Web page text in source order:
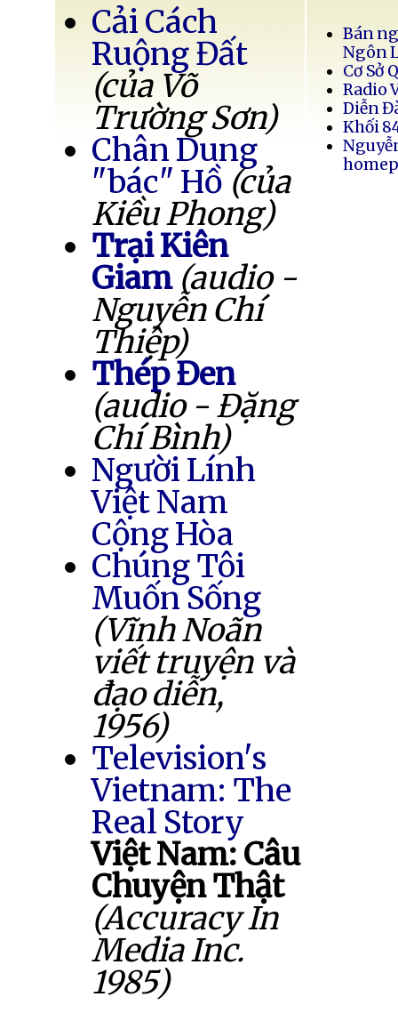
Cải Cách
Ruộng Đất
(của Võ
Trường Sơn)
Chân Dung
"bác" Hồ (của
Kiều Phong)
Trại Kiên
Giam (audio -
Nguyễn Chí
Thiệp)
Thép Đen
(audio - Đặng
Chí Bình)
Người Lính
Việt Nam
Cộng Hòa
Chúng Tôi
Muốn Sống
(Vĩnh Noãn
viết truyện và
đạo diễn,
1956)
Television's
Vietnam: The
Real Story
Việt Nam: Câu
Chuyện Thật
(Accuracy In
Media Inc.
1985)
Bán
Ngôn
Cơ Sở
Radio
Diễn
Khối